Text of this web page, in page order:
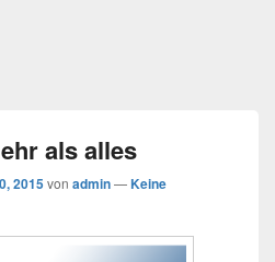
als alles
2015von admin—Keine